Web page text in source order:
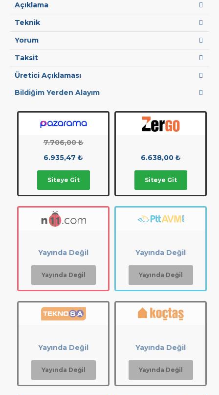
Açıklama
Teknik
Yorum
Taksit
Üretici Açıklaması
Bildiğim Yerden Alayım
7.706,00 ₺
6.935,47 ₺
Siteye Git
6.638,00 ₺
Siteye Git
Yayında Değil
Yayında Değil
Yayında Değil
Yayında Değil
Yayında Değil
Yayında Değil
Yayında Değil
Yayında Değil